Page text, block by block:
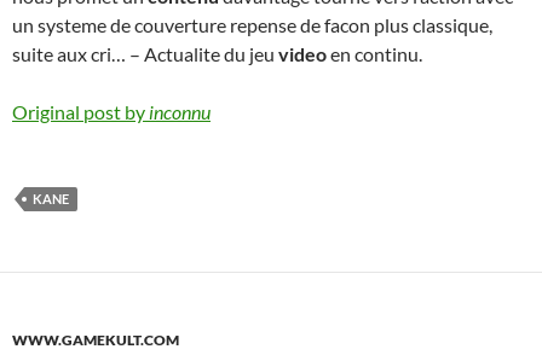
un systeme de couverture repense de facon plus classique,
suite aux cri… – Actualite du jeu videoen continu.
Original post by inconnu
KANE
WWW.GAMEKULT.COM